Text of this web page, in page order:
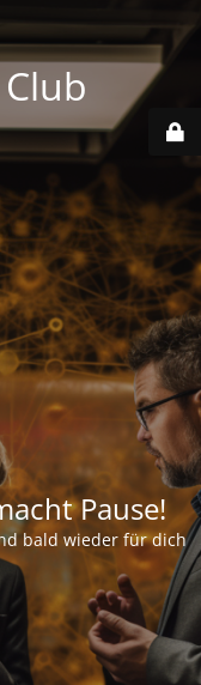
Pause!
bald wieder für dich